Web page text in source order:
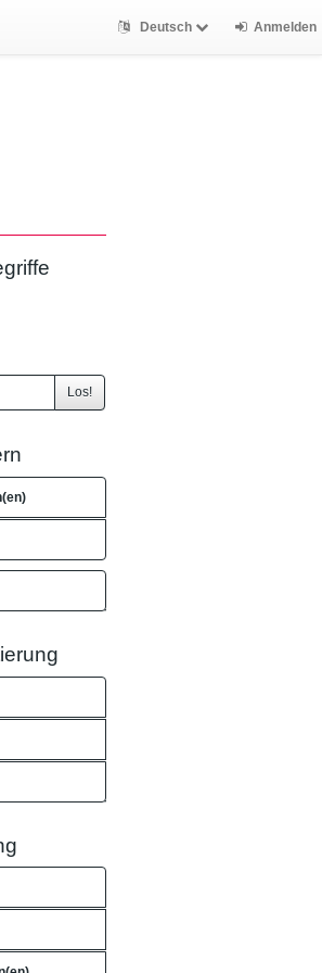
Deutsch Anmelden
Los!